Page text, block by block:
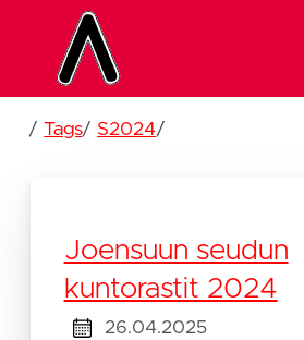
/Tags/ S2024/
Joensuun seudun
kuntorastit 2024
26.04.2025